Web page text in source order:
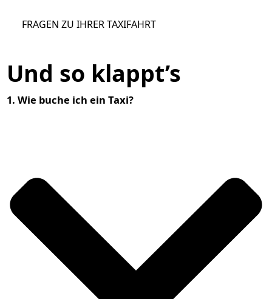
FRAGEN ZU IHRER TAXIFAHRT
Und so klappt’s
1. Wie buche ich ein Taxi?